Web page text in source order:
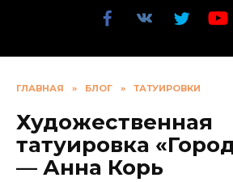
ГЛАВНАЯ » БЛОГ » ТАТУИРОВКИ
Художественная
татуировка
— Анна Корь